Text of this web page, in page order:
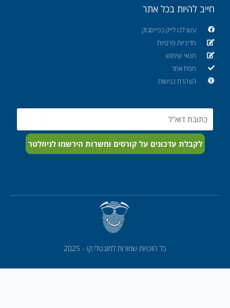
חייב להיות בכל אתר
עשו לנו לייק בפייסבוק
מדיניות פרטיות
תנאי שימוש
מפת אתר
הצהרת נגישות
Email
לקבלת עדכונים על קורסים ומשרות הירשמו לניוזלטר
כל הזכויות שמורות למובטלי.קו - 2025